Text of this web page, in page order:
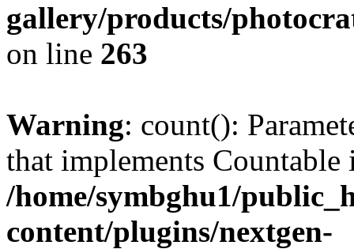
gallery/products/
on line 263
Warning: count():
that implements Countable
/home/symbghu1/
content/plugins/nextgen-